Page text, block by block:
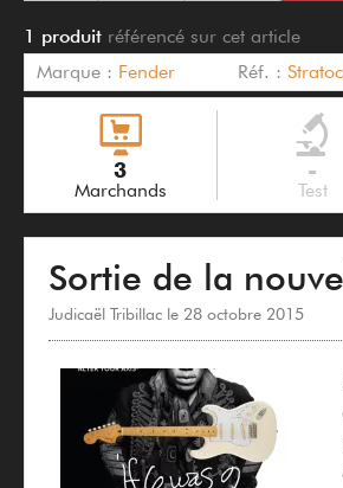
1 produit référencé sur cet article
Marque : Fender Réf. :
3
Marchands
-
Test
Sortie de la
Judicaël Tribillac le 28 octobre 2015